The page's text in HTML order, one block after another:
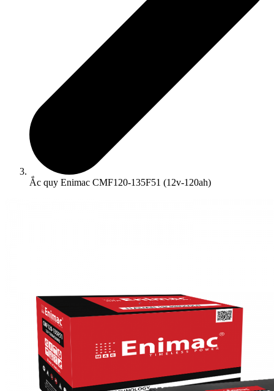
Ắc quy Enimac CMF120-135F51 (12v-120ah)